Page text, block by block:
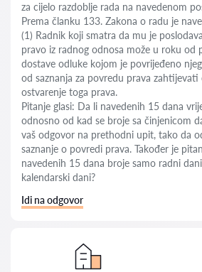
za cijelo razdoblje rada na navedenom
Prema članku 133. Zakona o radu je
(1) Radnik koji smatra da mu je
pravo iz radnog odnosa može u roku od
dostave odluke kojom je povrijeđeno
od saznanja za povredu prava zahtijevati
ostvarenje toga prava.
Pitanje glasi: Da li navedenih 15 dana
odnosno od kad se broje sa činjenicom
vaš odgovor na prethodni upit, tako da
saznanje o povredi prava. Također je
navedenih 15 dana broje samo radni
kalendarski dani?
Idi na odgovor